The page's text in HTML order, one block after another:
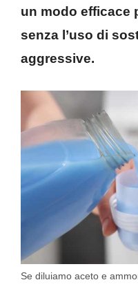
un modo efficace
senza l’uso di
aggressive.
Se diluiamo aceto e